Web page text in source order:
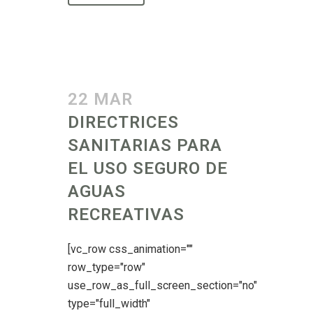
22 MAR
DIRECTRICES
SANITARIAS PARA
EL USO SEGURO DE
AGUAS
RECREATIVAS
[vc_row css_animation=""
row_type="row"
use_row_as_full_screen_section="no"
type="full_width"